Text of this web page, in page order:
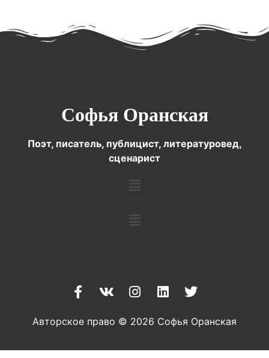
Софья Оранская
Поэт, писатель, публицист, литературовед,
сценарист
Авторское право © 2026 Софья Оранская